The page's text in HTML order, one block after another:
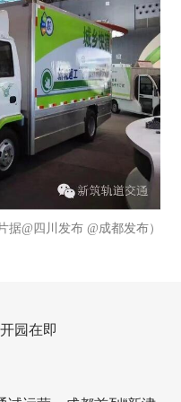
据@四川发布 @成都发布）
园在即